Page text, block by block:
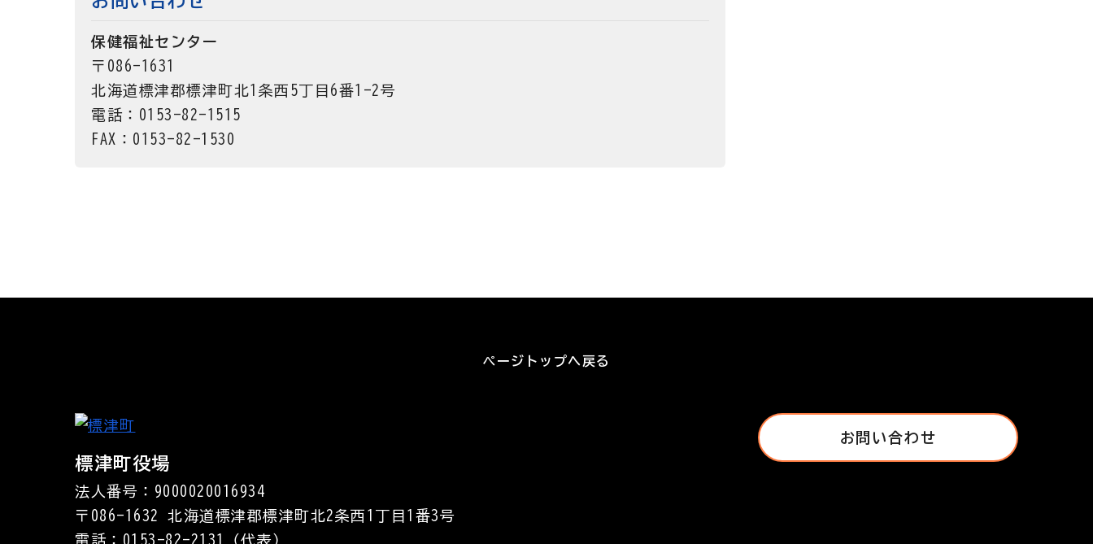
保健福祉センター
〒086-1631
北海道標津郡標津町北1条西5丁目6番1-2号
電話：0153-82-1515
FAX：0153-82-1530
ページトップへ戻る
標津町役場
法人番号：9000020016934
〒086-1632 北海道標津郡標津町北2条西1丁目1番3号
電話： 0153-82-2131 （代表）
お問い合わせ